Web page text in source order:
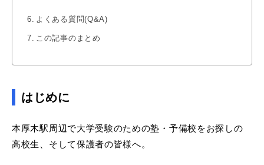
よくある質問(Q&A)
この記事のまとめ
はじめに
本厚木駅周辺で大学受験のための塾・予備校をお探しの
高校生、そして保護者の皆様へ。